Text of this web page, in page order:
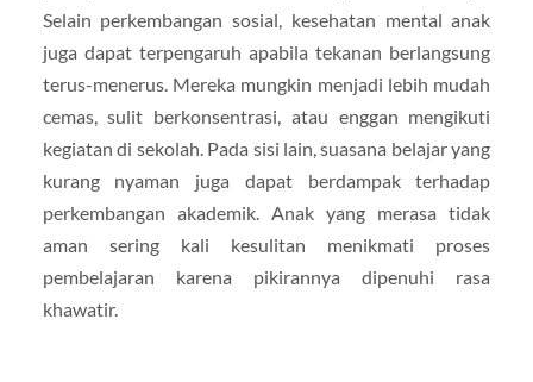
Selain perkembangan sosial, kesehatan mental anak
juga dapat terpengaruh apabila tekanan berlangsung
terus-menerus. Mereka mungkin menjadi lebih mudah
cemas, sulit berkonsentrasi, atau enggan mengikuti
kegiatan di sekolah. Pada sisi lain, suasana belajar yang
kurang nyaman juga dapat berdampak terhadap
perkembangan akademik. Anak yang merasa tidak
aman sering kali kesulitan menikmati proses
pembelajaran karena pikirannya dipenuhi rasa
khawatir.